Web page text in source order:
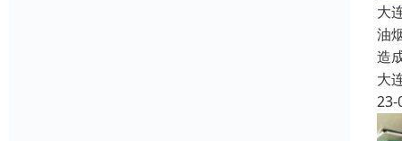
大
油
造
大
23-